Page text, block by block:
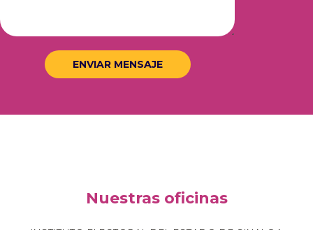
ENVIAR MENSAJE
Nuestras oficinas